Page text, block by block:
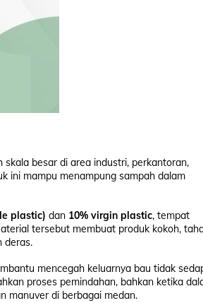
besar di area industri, perkantoran,
ini mampu menampung sampah dalam
plastic) dan 10% virgin plastic, tempat
tersebut membuat produk kokoh,
deras.
mencegah keluarnya bau tidak
proses pemindahan, bahkan ketika
manuver di berbagai medan.